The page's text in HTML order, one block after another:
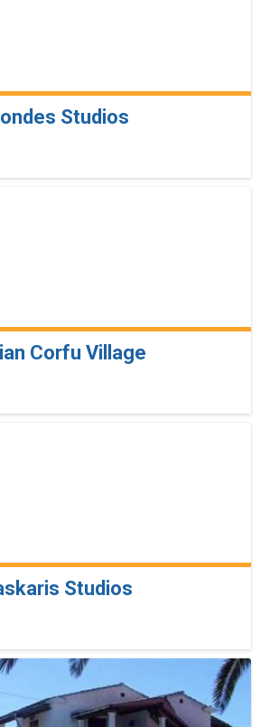
Studios
Corfu Village
Studios